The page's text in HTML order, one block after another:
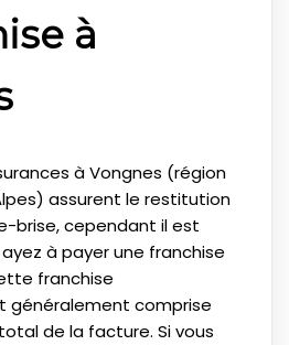
à
à Vongnes (région
assurent le restitution
brise, cependant il est
à payer une franchise
franchise
généralement comprise
de la facture. Si vous